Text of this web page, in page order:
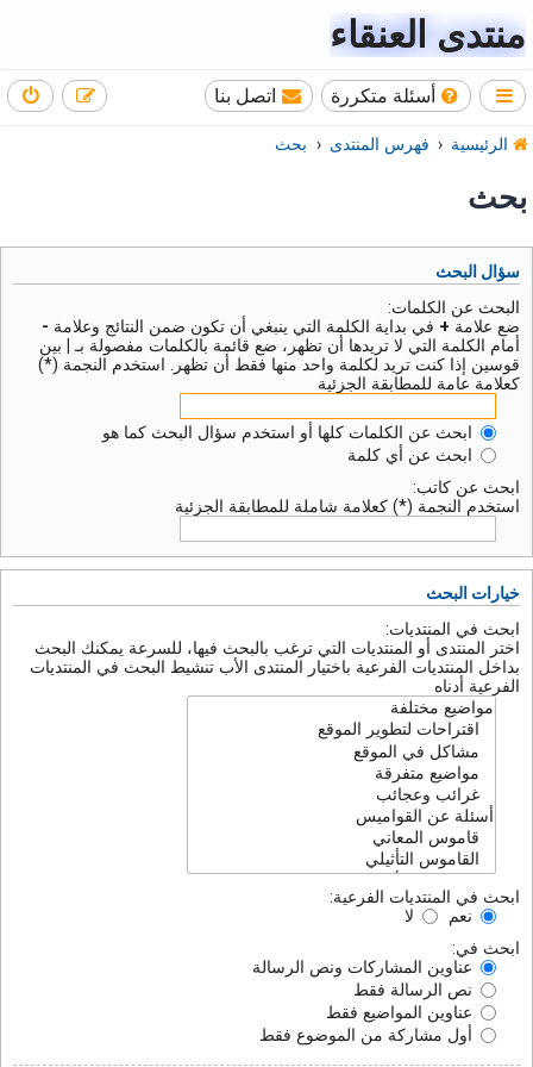
منتدى العنقاء
أسئلة متكررة اتصل بنا
الرئيسية فهرس المنتدى بحث
بحث
سؤال البحث
البحث عن الكلمات:
ضع علامة + في بداية الكلمة التي ينبغي أن تكون ضمن النتائج وعلامة -
أمام الكلمة التي لا تريدها أن تظهر، ضع قائمة بالكلمات مفصولة بـ
بين
قوسين إذا كنت تريد لكلمة واحد منها فقط أن تظهر. استخدم النجمة (*)
كعلامة عامة للمطابقة الجزئية
ابحث عن الكلمات كلها أو استخدم سؤال البحث كما هو
ابحث عن أي كلمة
ابحث عن كاتب:
استخدم النجمة (*) كعلامة شاملة للمطابقة الجزئية
خيارات البحث
ابحث في المنتديات:
اختر المنتدى أو المنتديات التي ترغب بالبحث فيها، للسرعة يمكنك البحث
بداخل المنتديات الفرعية باختيار المنتدى الأب تنشيط البحث في المنتديات
الفرعية أدناه
ابحث في المنتديات الفرعية:
نعم
لا
ابحث في:
عناوين المشاركات ونص الرسالة
نص الرسالة فقط
عناوين المواضيع فقط
أول مشاركة من الموضوع فقط